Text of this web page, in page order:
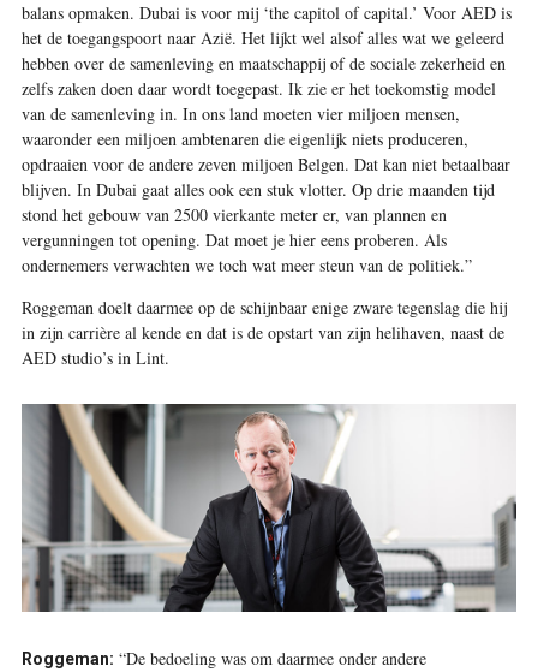
balans opmaken. Dubai is voor mij ‘the capitol of capital.’ Voor AED is
het de toegangspoort naar Azië. Het lijkt wel alsof alles wat we geleerd
hebben over de samenleving en maatschappij of de sociale zekerheid en
zelfs zaken doen daar wordt toegepast. Ik zie er het toekomstig model
van de samenleving in. In ons land moeten vier miljoen mensen,
waaronder een miljoen ambtenaren die eigenlijk niets produceren,
opdraaien voor de andere zeven miljoen Belgen. Dat kan niet betaalbaar
blijven. In Dubai gaat alles ook een stuk vlotter. Op drie maanden tijd
stond het gebouw van 2500 vierkante meter er, van plannen en
vergunningen tot opening. Dat moet je hier eens proberen. Als
ondernemers verwachten we toch wat meer steun van de politiek.”
Roggeman doelt daarmee op de schijnbaar enige zware tegenslag die hij
in zijn carrière al kende en dat is de opstart van zijn helihaven, naast de
AED studio’s in Lint.
Roggeman: “De bedoeling was om daarmee onder andere